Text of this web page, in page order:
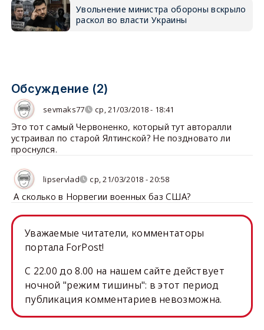
Увольнение министра обороны вскрыло
раскол во власти Украины
Обсуждение (2)
sevmaks77 ср, 21/03/2018 - 18:41
Это тот самый Червоненко, который тут авторалли
устраивал по старой Ялтинской? Не поздновато ли
проснулся.
lipservlad ср, 21/03/2018 - 20:58
А сколько в Норвегии военных баз США?
Уважаемые читатели, комментаторы
портала ForPost!
C 22.00 до 8.00 на нашем сайте действует
ночной "режим тишины": в этот период
публикация комментариев невозможна.